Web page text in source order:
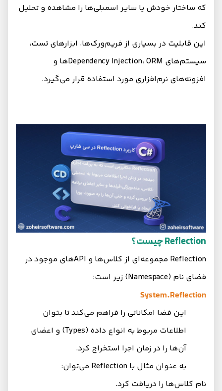
که ساختار خودش یا سایر اسمبلی‌ها را مشاهده و تحلیل
کند.
این قابلیت در بسیاری از فریم‌ورک‌ها، ابزارهای تست،
سیستم‌های Dependency Injection، ORMها و
افزونه‌های نرم‌افزاری مورد استفاده قرار می‌گیرد.
Reflection چیست؟
Reflection مجموعه‌ای از کلاس‌ها و APIهای موجود در
فضای نام (Namespace) زیر است:
System.Reflection
این فضا امکاناتی را فراهم می‌کند تا بتوان
اطلاعات مربوط به انواع داده (Types) و اعضای
آن‌ها را در زمان اجرا استخراج کرد.
به عنوان مثال با Reflection می‌توان:
نام کلاس‌ها را دریافت کرد.